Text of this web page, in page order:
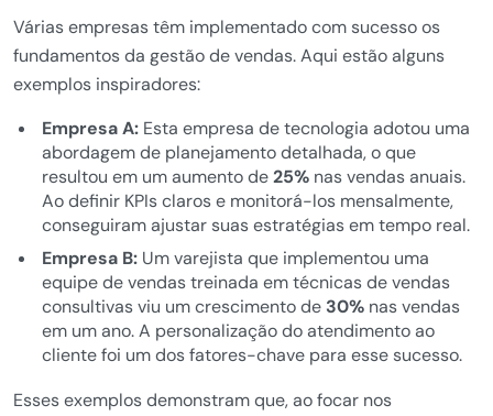
Várias empresas têm implementado com sucesso os
fundamentos da gestão de vendas. Aqui estão alguns
exemplos inspiradores:
Empresa A:Esta empresa de tecnologia adotou uma
abordagem de planejamento detalhada, o que
resultou em um aumento de25%nas vendas anuais.
Ao definir KPIs claros e monitorá-los mensalmente,
conseguiram ajustar suas estratégias em tempo real.
Empresa B:Um varejista que implementou uma
equipe de vendas treinada em técnicas de vendas
consultivas viu um crescimento de 30%nas vendas
em um ano. A personalização do atendimento ao
cliente foi um dos fatores-chave para esse sucesso.
Esses exemplos demonstram que, ao focar nos